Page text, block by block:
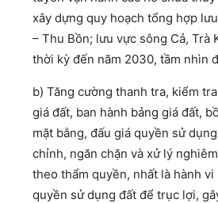
xây dựng quy hoạch tổng hợp
– Thu Bồn; lưu vực sông Cả, Trà
thời kỳ đến năm 2030, tầm nhìn
b) Tăng cường thanh tra, kiểm
giá đất, ban hành bảng giá đất,
mặt bằng, đấu giá quyền sử
chỉnh, ngăn chặn và xử lý
theo thẩm quyền, nhất là hành
quyền sử dụng đất để trục lợi,